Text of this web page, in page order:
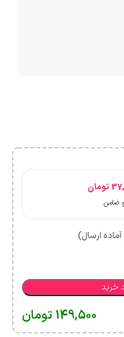
تومان
ارسال)
خرید
149,500 تومان